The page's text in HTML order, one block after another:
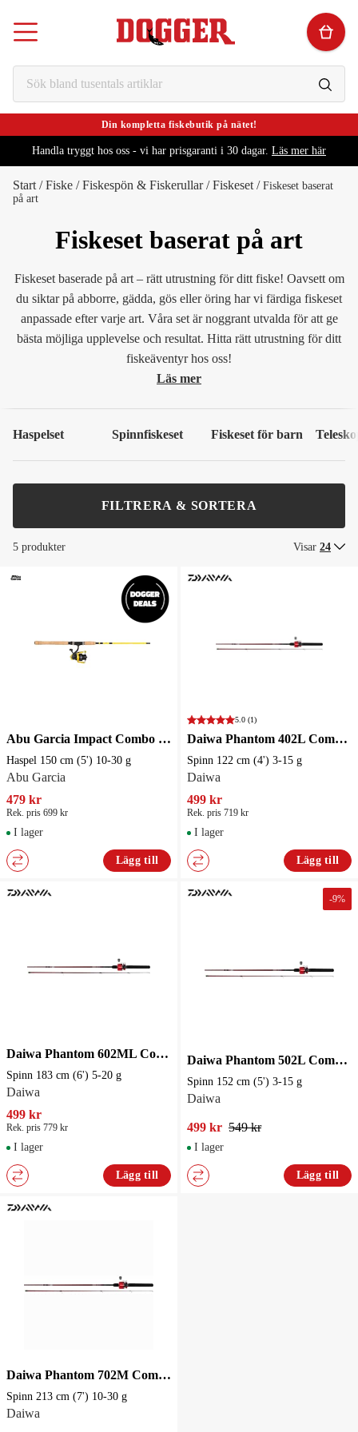
Din kompletta fiskebutik på nätet!
Handla tryggt hos oss - vi har prisgaranti i 30 dagar. Läs mer här
Start /Fiske /Fiskespön & Fiskerullar/Fiskeset / Fiskeset baserat
på art
Fiskeset baserat på art
Fiskeset baserade på art – rätt utrustning för ditt fiske! Oavsett om
du siktar på abborre, gädda, gös eller öring har vi färdiga fiskeset
anpassade efter varje art. Våra set är noggrant utvalda för att ge
bästa möjliga upplevelse och resultat. Hitta rätt utrustning för ditt
fiskeäventyr hos oss!
Läs mer
Haspelset Spinnfiskeset Fiskeset för barn
FILTRERA & SORTERA
5 produkter Visar 24
Abu Garcia Impact Combo 5' M 150 cm (5') 10-30 g Haspelspö
Haspel 150 cm (5') 10-30 g
Abu Garcia
479 kr
Rek. pris 699 kr
I lager
Lägg till
5.0 (1)
Daiwa Phantom 402L Combo Spinn 122 cm (4') 3-15 g Inkapslat set
Spinn 122 cm (4') 3-15 g
Daiwa
499 kr
Rek. pris 719 kr
I lager
Lägg till
Daiwa Phantom 602ML Combo Spinn 183 cm (6') 5-20 g Inkapslat set
Spinn 183 cm (6') 5-20 g
Daiwa
499 kr
Rek. pris 779 kr
I lager
Lägg till
-9%
Daiwa Phantom 502L Combo Inkapslat set
Spinn 152 cm (5') 3-15 g
Daiwa
499 kr 549 kr
I lager
Lägg till
Daiwa Phantom 702M Combo Inkapslat set
Spinn 213 cm (7') 10-30 g
Daiwa